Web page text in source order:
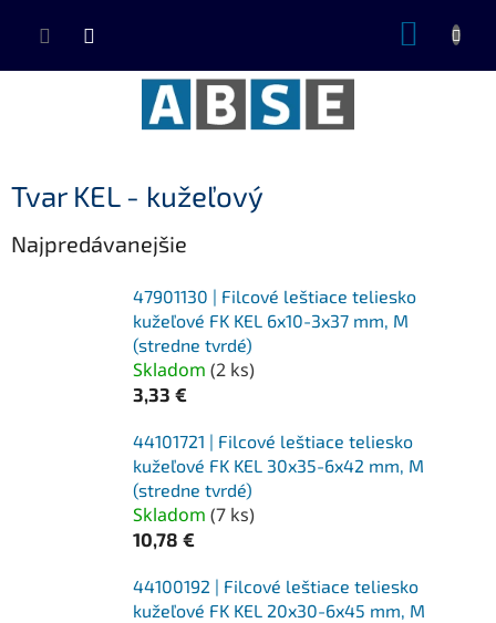
Tvar KEL - kužeľový
Najpredávanejšie
47901130 | Filcové leštiace teliesko
kužeľové FK KEL 6x10-3x37 mm, M
(stredne tvrdé)
Skladom (2 ks)
3,33 €
44101721 | Filcové leštiace teliesko
kužeľové FK KEL 30x35-6x42 mm, M
(stredne tvrdé)
Skladom (7 ks)
10,78 €
44100192 | Filcové leštiace teliesko
kužeľové FK KEL 20x30-6x45 mm, M